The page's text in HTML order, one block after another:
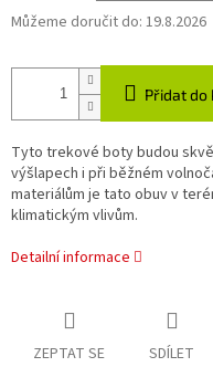
Můžeme doručit do: 19.8.2026
Přidat do
Tyto trekové boty budou
výšlapech i při běžném
materiálům je tato obuv v
klimatickým vlivům.
Detailní informace
ZEPTAT SE SDÍLET